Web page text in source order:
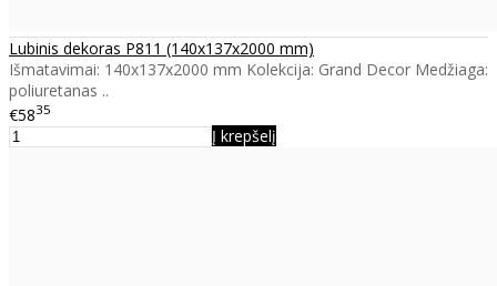
Lubinis dekoras P811 (140x137x2000 mm)
Išmatavimai: 140x137x2000 mm Kolekcija: Grand Decor Medžiaga:
poliuretanas ..
€5835
Į krepšelį